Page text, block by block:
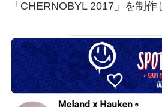
「CHERNOBYL 2017」を制作